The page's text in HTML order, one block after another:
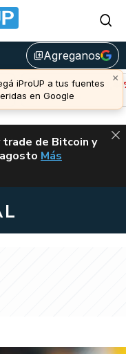
library_addAgreganos
Avalanche
(-3,44%)
u$s 6,45
trade de Bitcoin y
VUELVE EL
Más